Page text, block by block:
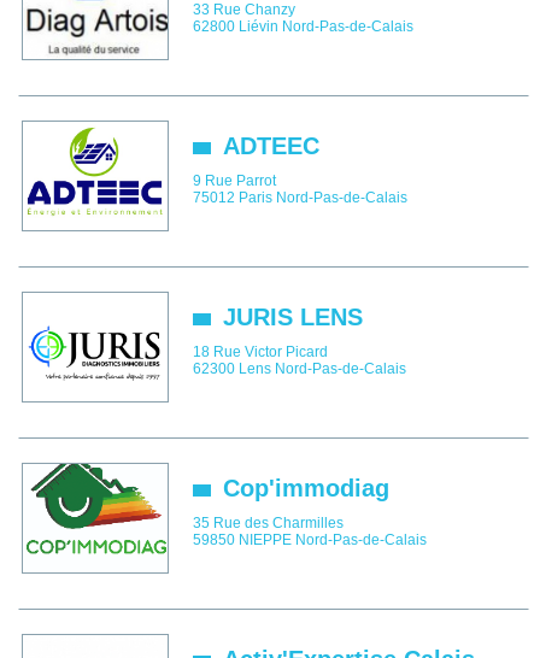
33 Rue Chanzy
62800 Liévin Nord-Pas-de-Calais
ADTEEC
9 Rue Parrot
75012 Paris Nord-Pas-de-Calais
JURIS LENS
18 Rue Victor Picard
62300 Lens Nord-Pas-de-Calais
Cop'immodiag
35 Rue des Charmilles
59850 NIEPPE Nord-Pas-de-Calais